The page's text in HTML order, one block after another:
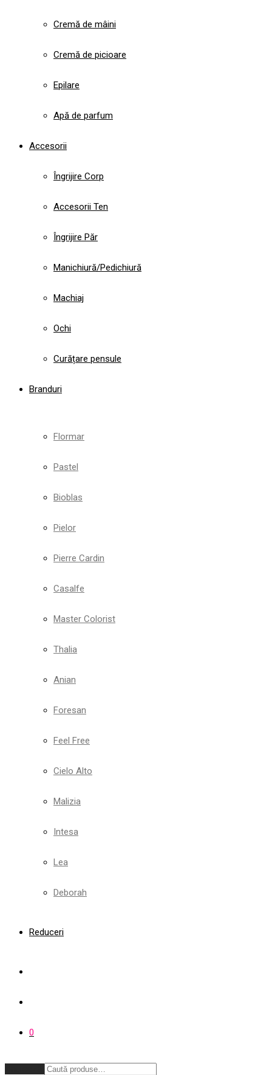
Cremă de mâini
Cremă de picioare
Epilare
Apă de parfum
Accesorii
Îngrijire Corp
Accesorii Ten
Îngrijire Păr
Manichiură/Pedichiură
Machiaj
Ochi
Curățare pensule
Branduri
Flormar
Pastel
Bioblas
Pielor
Pierre Cardin
Casalfe
Master Colorist
Thalia
Anian
Foresan
Feel Free
Cielo Alto
Malizia
Intesa
Lea
Deborah
Reduceri
0